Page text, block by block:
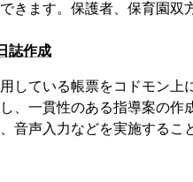
きます。保護者、保育園双
誌作成
している帳票をコドモン上
、一貫性のある指導案の作
音声入力などを実施するこ